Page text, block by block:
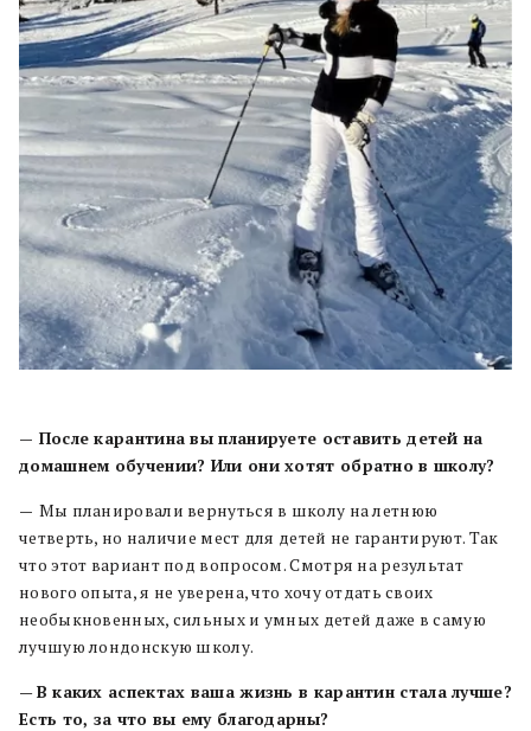
— После карантина вы планируете оставить детей на
домашнем обучении? Или они хотят обратно в школу?
— Мы планировали вернуться в школу на летнюю
четверть, но наличие мест для детей не гарантируют. Так
что этот вариант под вопросом. Смотря на результат
нового опыта, я не уверена, что хочу отдать своих
необыкновенных, сильных и умных детей даже в самую
лучшую лондонскую школу.
—В каких аспектах ваша жизнь в карантин стала лучше?
Есть то, за что вы ему благодарны?